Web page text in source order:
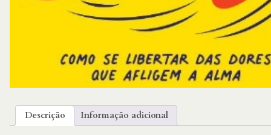
Descrição Informação adicional